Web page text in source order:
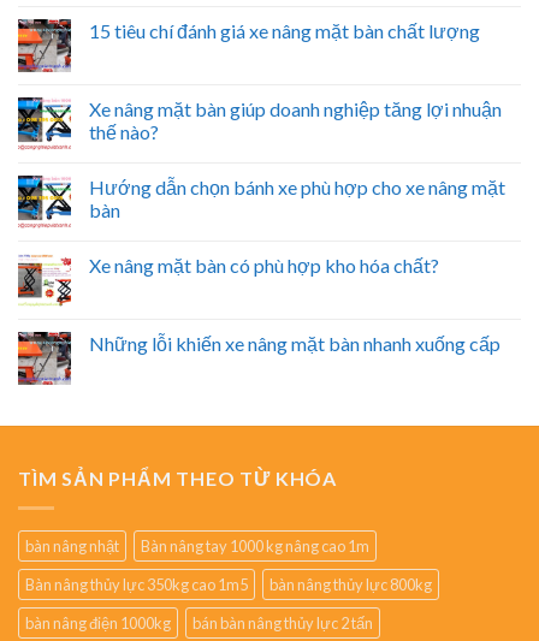
15 tiêu chí đánh giá xe nâng mặt bàn chất lượng
Xe nâng mặt bàn giúp doanh nghiệp tăng lợi nhuận
thế nào?
Hướng dẫn chọn bánh xe phù hợp cho xe nâng mặt
bàn
Xe nâng mặt bàn có phù hợp kho hóa chất?
Những lỗi khiến xe nâng mặt bàn nhanh xuống cấp
TÌM SẢN PHẨM THEO TỪ KHÓA
bàn nâng nhật
Bàn nâng tay 1000 kg nâng cao 1m
Bàn nâng thủy lực 350kg cao 1m5
bàn nâng thủy lực 800kg
bàn nâng điện 1000kg
bán bàn nâng thủy lực 2 tấn